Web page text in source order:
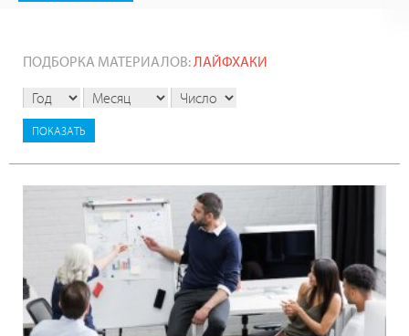
ПОДБОРКА МАТЕРИАЛОВ:ЛАЙФХАКИ